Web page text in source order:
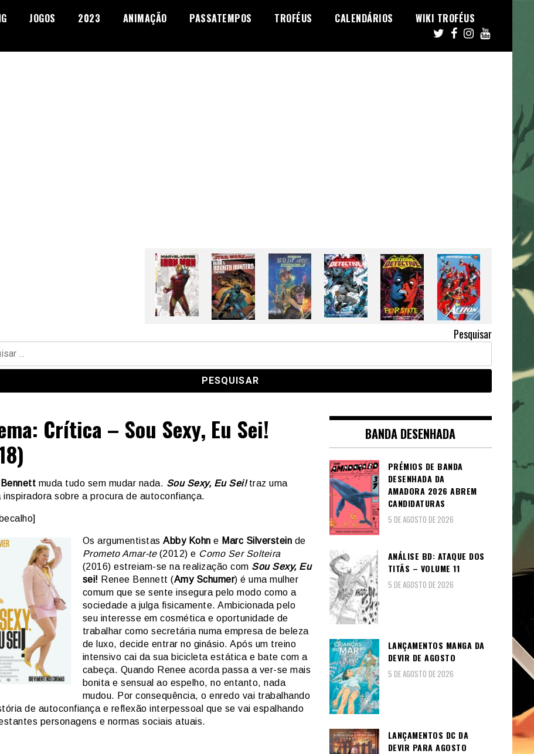
JOGOS 2023 ANIMAÇÃO PASSATEMPOS TROFÉUS CALENDÁRIOS WIKI TROFÉUS
Pesquisar
Crítica – Sou Sexy, Eu Sei!
muda tudo sem mudar nada. Sou Sexy, Eu Sei!traz uma
inspiradora sobre a procura de autoconfiança.
Os argumentistas Abby Kohn e Marc Silverstein de
Prometo Amar-te (2012) e Como Ser Solteira
(2016) estreiam-se na realização com Sou Sexy, Eu
sei! Renee Bennett (Amy Schumer) é uma mulher
comum que se sente insegura pelo modo como a
sociedade a julga fisicamente. Ambicionada pelo
seu interesse em cosmética e oportunidade de
trabalhar como secretária numa empresa de beleza
de luxo, decide entrar no ginásio. Após um treino
intensivo cai da sua bicicleta estática e bate com a
cabeça. Quando Renee acorda passa a ver-se mais
bonita e sensual ao espelho, no entanto, nada
mudou. Por consequência, o enredo vai trabalhando
de autoconfiança e reflexão interpessoal que se vai espalhando
personagens e normas sociais atuais.
BANDA DESENHADA
PRÉMIOS DE BANDA
DESENHADA DA
AMADORA 2026 ABREM
CANDIDATURAS
5 DE AGOSTO DE 2026
ANÁLISE BD: ATAQUE DOS
TITÃS – VOLUME 11
5 DE AGOSTO DE 2026
LANÇAMENTOS MANGA DA
DEVIR DE AGOSTO
5 DE AGOSTO DE 2026
LANÇAMENTOS DC DA
DEVIR PARA AGOSTO